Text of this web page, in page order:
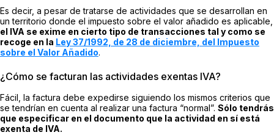
Es decir, a pesar de tratarse de actividades que se desarrollan en
un territorio donde el impuesto sobre el valor añadido es aplicable,
el IVA se exime en cierto tipo de transacciones tal y como se
recoge en la Ley 37/1992, de 28 de diciembre, del Impuesto
sobre el Valor Añadido.
¿Cómo se facturan las actividades exentas IVA?
Fácil, la factura debe expedirse siguiendo los mismos criterios que
se tendrían en cuenta al realizar una factura “normal”. Sólo tendrás
que especificar en el documento que la actividad en sí está
exenta de IVA.